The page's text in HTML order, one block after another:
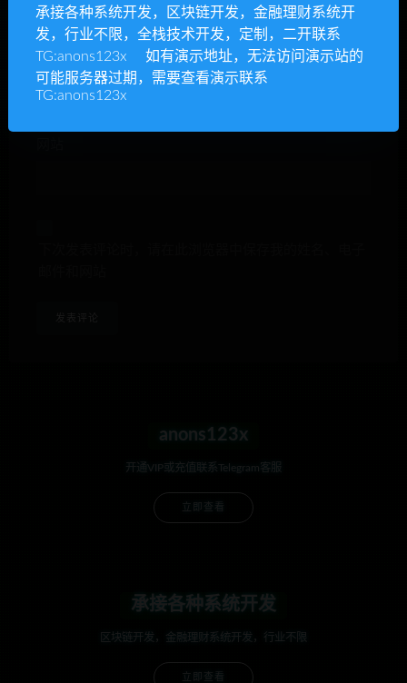
E-mail*
anons123x
开通VIP或充值联系Telegram客服
立即查看
承接各种系统开发
区块链开发，金融理财系统开发，行业不限
立即查看
承接各种系统开发，区块链开发，金融理财系统开
发，行业不限，全栈技术开发，定制，二开联系
TG:anons123x 如有演示地址，无法访问演示站的
可能服务器过期，需要查看演示联系
TG:anons123x